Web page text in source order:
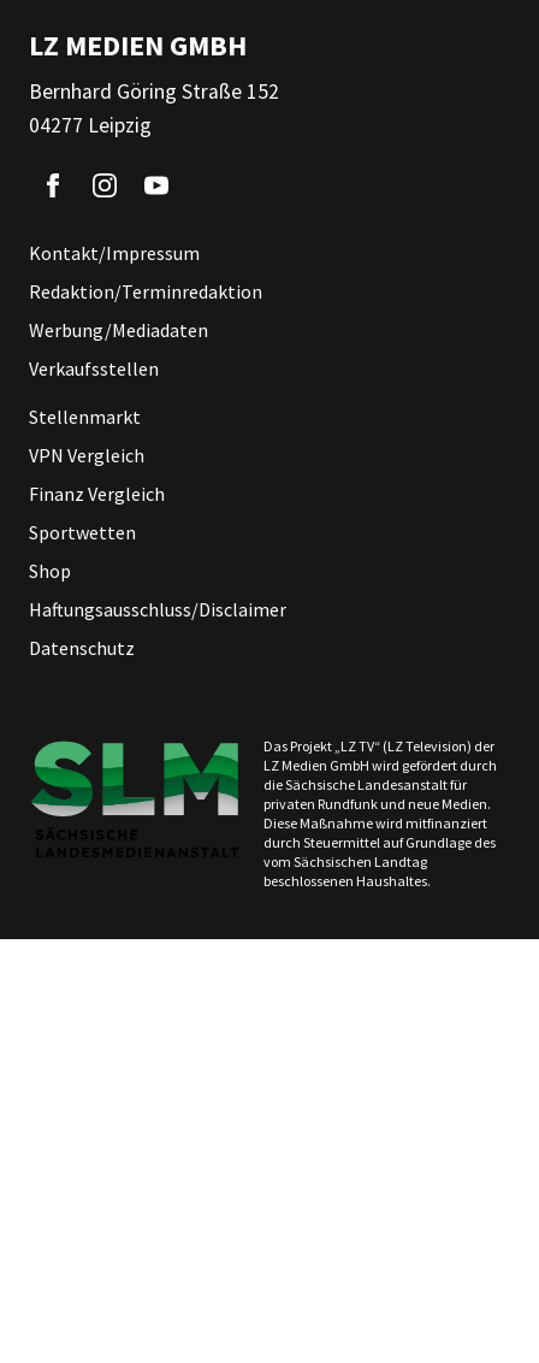
LZ MEDIEN GMBH
Bernhard Göring Straße 152
04277 Leipzig
Kontakt/Impressum
Redaktion/Terminredaktion
Werbung/Mediadaten
Verkaufsstellen
Stellenmarkt
VPN Vergleich
Finanz Vergleich
Sportwetten
Shop
Haftungsausschluss/Disclaimer
Datenschutz
Das Projekt „LZ TV“ (LZ Television) der
LZ Medien GmbH wird gefördert durch
die Sächsische Landesanstalt für
privaten Rundfunk und neue Medien.
Diese Maßnahme wird mitfinanziert
durch Steuermittel auf Grundlage des
vom Sächsischen Landtag
beschlossenen Haushaltes.